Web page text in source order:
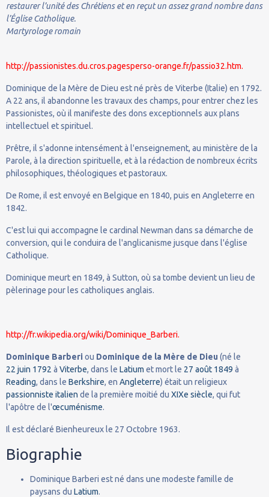
restaurer l’unité des Chrétiens et en reçut un assez grand nombre dans
l’Église Catholique.
Martyrologe romain
http://passionistes.du.cros.pagesperso-orange.fr/passio32.htm.
Dominique de la Mère de Dieu est né près de Viterbe (Italie) en 1792.
A 22 ans, il abandonne les travaux des champs, pour entrer chez les
Passionistes, où il manifeste des dons exceptionnels aux plans
intellectuel et spirituel.
Prêtre, il s'adonne intensément à l'enseignement, au ministère de la
Parole, à la direction spirituelle, et à la rédaction de nombreux écrits
philosophiques, théologiques et pastoraux.
De Rome, il est envoyé en Belgique en 1840, puis en Angleterre en
1842.
C'est lui qui accompagne le cardinal Newman dans sa démarche de
conversion, qui le conduira de l'anglicanisme jusque dans l'église
Catholique.
Dominique meurt en 1849, à Sutton, où sa tombe devient un lieu de
pèlerinage pour les catholiques anglais.
http://fr.wikipedia.org/wiki/Dominique_Barberi.
Dominique Barberi ou Dominique de la Mère de Dieu (né le
22 juin 1792 à Viterbe, dans le Latium et mort le 27 août 1849 à
Reading, dans le Berkshire, en Angleterre) était un religieux
passionniste italien de la première moitié du XIXe siècle, qui fut
l'apôtre de l'œcuménisme.
Il est déclaré Bienheureux le 27 Octobre 1963.
Biographie
Dominique Barberi est né dans une modeste famille de
paysans du Latium.